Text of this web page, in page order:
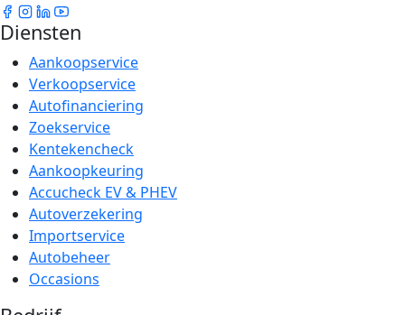
Diensten
Aankoopservice
Verkoopservice
Autofinanciering
Zoekservice
Kentekencheck
Aankoopkeuring
Accucheck EV & PHEV
Autoverzekering
Importservice
Autobeheer
Occasions